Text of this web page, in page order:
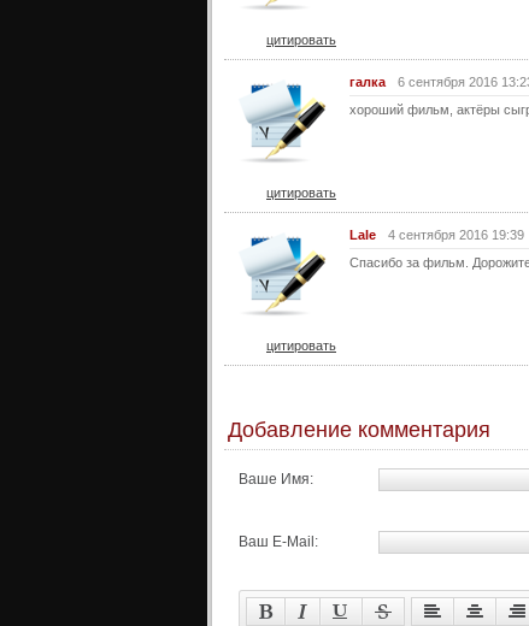
цитировать
галка
6 сентября 2016
хороший фильм, актёры
цитировать
Lale
4 сентября 2016 19:39
Спасибо за фильм.
цитировать
Добавление комментария
Ваше Имя:
Ваш E-Mail: